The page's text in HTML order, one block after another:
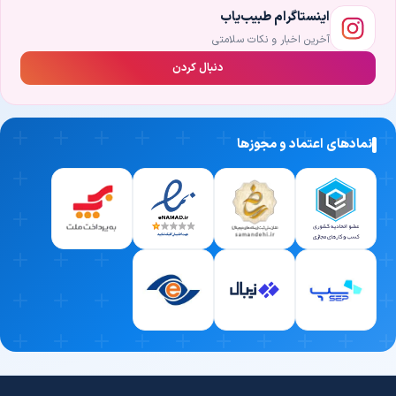
سریع‌ترین زمان ممکن و با بالاترین دقت شناسایی کند.
2. تجربه بالینی و سابقه کاری درخشان
در دنیای پزشکی، هیچ‌چیز جای «تجربه» را نمی‌گیرد. یکی از مهم‌ترین
معیارهای انتخاب بهترین دکتر لوپوس نوزادی، میزان سابقه او در مواجهه
با بیماران مختلف است. پزشکی که سال‌ها در این حوزه فعالیت کرده، با
را می‌گیرد.
علم پزشکی هر روز در حال تکامل است. پزشکی که دانش خود را در زمینه
لوپوس نوزادی به‌روز نگه می‌دارد، می‌تواند به‌جای روش‌های قدیمی، از
تکنیک‌های مدرن‌تر، سریع‌تر و کم‌عارضه‌تر برای درمان شما استفاده کند.
4. اخلاق حرفه‌ای و ارتباط صمیمانه با بیمار
اینستاگرام طبیب‌یاب
آخرین اخبار و نکات سلامتی
دنبال کردن
نمادهای اعتماد و مجوزها